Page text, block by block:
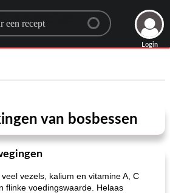
a recipe
Login
van bosbessen
vezels, kalium en vitamine A, C
flinke voedingswaarde. Helaas